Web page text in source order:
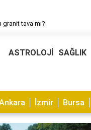
granit tava mı?
ASTROLOJİ SAĞLIK
İzmir Bursa